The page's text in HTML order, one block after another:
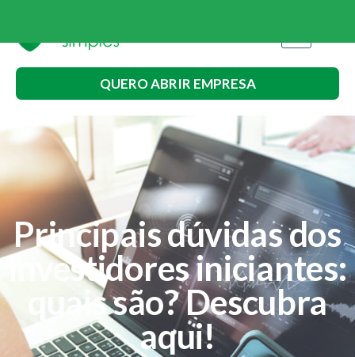
QUERO ABRIR EMPRESA
Principais dúvidas dos
investidores iniciantes:
quais são? Descubra
aqui!